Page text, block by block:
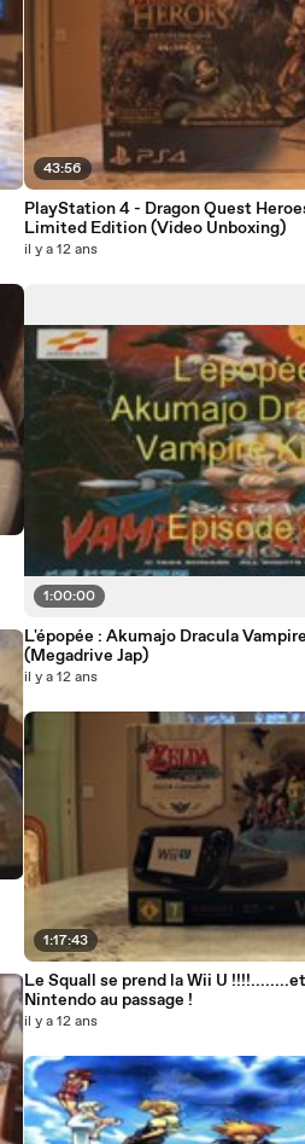
43:56
PlayStation 4 - Dragon Quest
Limited Edition (Video Unboxing)
il y a 12 ans
1:00:00
L'épopée : Akumajo Dracula
(Megadrive Jap)
il y a 12 ans
1:17:43
Le Squall se prend la Wii U
Nintendo au passage !
il y a 12 ans